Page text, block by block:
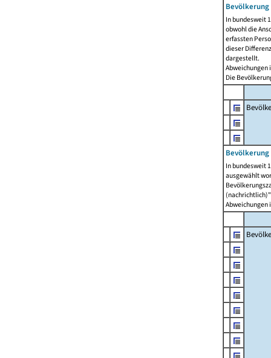
Bevölkerung
In bundesweit
obwohl die
erfassten
dieser
dargestellt.
Abweichungen
Die
In bundesweit
ausgewählt
Abweichungen